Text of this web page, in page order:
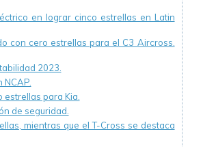
en lograr cinco estrellas en Latin
con cero estrellas para el C3 Aircross.
2023.
estrellas para Kia.
de seguridad.
mientras que el T-Cross se destaca